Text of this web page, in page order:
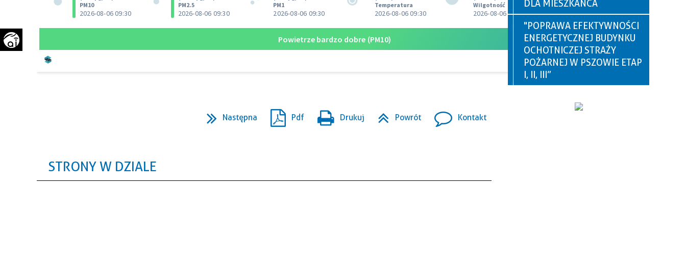
WAŻNE TELEFONY
PRZESTRZENNE
Następna Pdf Drukuj Powrót Kontakt
STRONY W DZIALE
DLA MIESZKAŃCA
"POPRAWA EFEKTYWNOŚCI
ENERGETYCZNEJ BUDYNKU
OCHOTNICZEJ STRAŻY
POŻARNEJ W PSZOWIE ETAP
I, II, III”